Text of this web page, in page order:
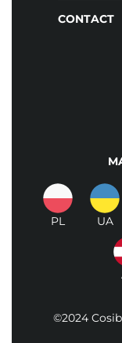
CONTACT
PL UA
©2024